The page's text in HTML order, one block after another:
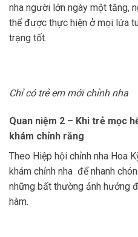
nha người lớn ngày một tăng,
thể được thực hiện ở mọi lứa
trạng tốt.
Chỉ có trẻ em mới chỉnh nha
Quan niệm 2 – Khi trẻ mọc
khám chỉnh răng
Theo Hiệp hội chỉnh nha Hoa
khám chỉnh nha để nhanh
những bất thường ảnh hưởng
hàm.